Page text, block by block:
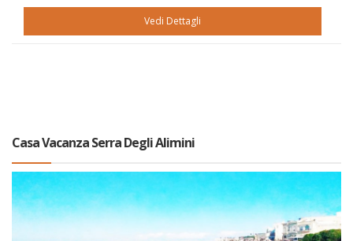
Vedi Dettagli
Casa Vacanza Serra Degli Alimini